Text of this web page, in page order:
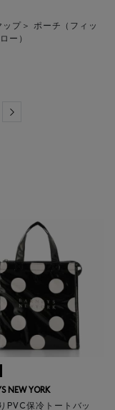
ップ＞ ポーチ（フィッ
ー）
Next
NEW YORK
PVC保冷トートバッ